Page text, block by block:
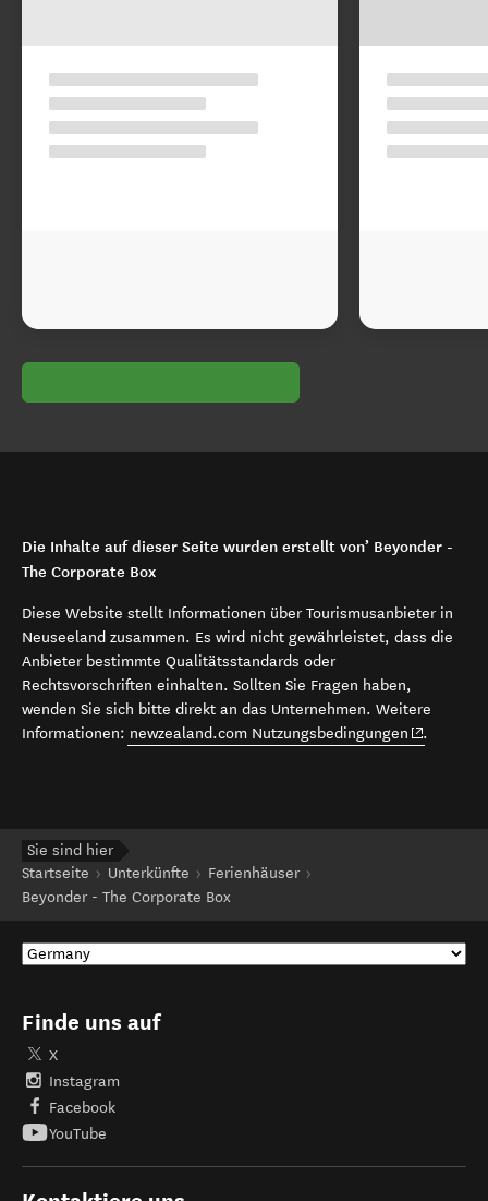
Die Inhalte auf dieser Seite wurden erstellt von’ Beyonder -
The Corporate Box
Diese Website stellt Informationen über Tourismusanbieter in
Neuseeland zusammen. Es wird nicht gewährleistet, dass die
Anbieter bestimmte Qualitätsstandards oder
Rechtsvorschriften einhalten. Sollten Sie Fragen haben,
wenden Sie sich bitte direkt an das Unternehmen. Weitere
Informationen: newzealand.com Nutzungsbedingungen (opens in
.
Sie sind hier
Startseite
Unterkünfte
Ferienhäuser
Beyonder - The Corporate Box
Finde uns auf
X
Instagram
Facebook
YouTube